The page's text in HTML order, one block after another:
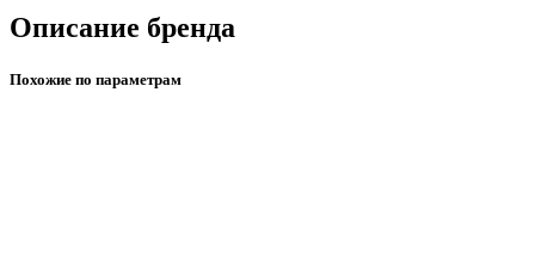
Описание бренда
Похожие по параметрам